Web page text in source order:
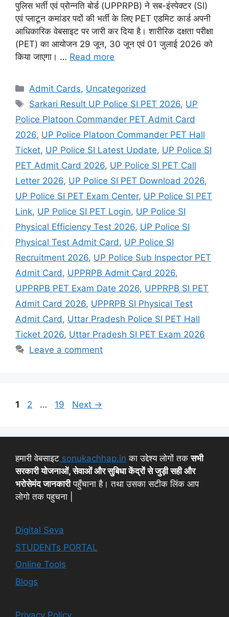
पुलिस भर्ती एवं प्रोन्नति बोर्ड (UPPRPB) ने सब-इंस्पेक्टर (SI)
एवं प्लाटून कमांडर पदों की भर्ती के लिए PET एडमिट कार्ड अपनी
आधिकारिक वेबसाइट पर जारी कर दिया है। शारीरिक दक्षता परीक्षा
(PET) का आयोजन 29 जून, 30 जून एवं 01 जुलाई 2026 को
किया जाएगा। … Read more
Admit Cards, Uncategorized
Sarkari Result UP Police SI PET 2026, UP
Police Platoon Commander PET Admit Card
2026, UP Police Platoon Commander PET Hall
Ticket, UP Police SI Latest Update, UP Police SI
PET Admit Card 2026, UP Police SI PET Call
Letter 2026, UP Police SI PET Download 2026,
UP Police SI PET Exam Center, UP Police SI PET
Link, UP Police SI PET Login, UP Police SI
Physical Efficiency Test 2026, UP Police SI
Physical Test Admit Card, UP Police SI
Recruitment 2026, UP Police Sub Inspector PET
Admit Card, UPPRPB Admit Card 2026,
UPPRPB PET Exam Date 2026, UPPRPB SI PET
Admit Card 2026, UPPRPB SI Physical Test
Admit Card, Uttar Pradesh Police SI PET Hall
Ticket 2026, Uttar Pradesh SI PET Exam 2026
Leave a comment
1 2 … 19 Next →
हमारी वेबसाइट sonukachhap.in का उद्देश्य लोगों तकसभी
सरकारी योजनाओं, सेवाओं और सुबिधा केंद्रों से जुड़ी सही और
भरोसेमंद जानकारीपहुँचाना है। तथा उसका सटीक लिंक आप
लोगो तक पहुचना |
Digital Seva
STUDENTs PORTAL
Online Tools
Blogs
Privacy Policy